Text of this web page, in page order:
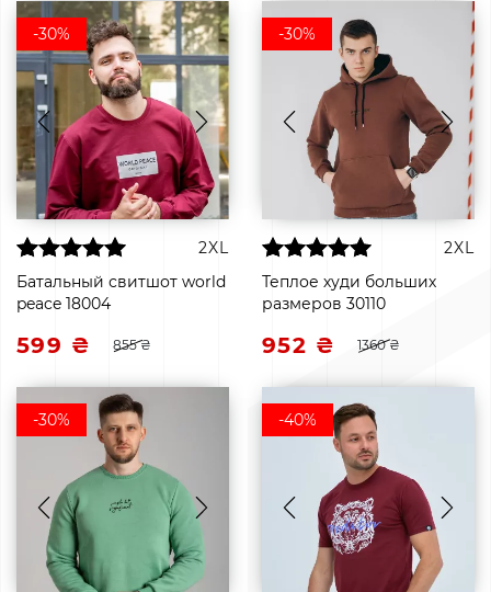
-30%
2XL
Батальный свитшот world
peace 18004
599 ₴ 855 ₴
-30%
2XL
Теплое худи больших
размеров 30110
952 ₴ 1360 ₴
-30% -40%